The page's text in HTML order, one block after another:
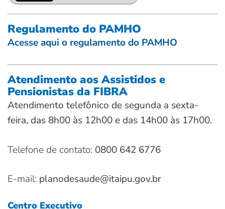
Regulamento do PAMHO
Acesse aqui o regulamento do PAMHO
Atendimento aos Assistidos e
Pensionistas da FIBRA
Atendimento telefônico de segunda a sexta-
feira, das 8h00 às 12h00 e das 14h00 às 17h00.
Telefone de contato: 0800 642 6776
E-mail: planodesaude@itaipu.gov.br
Centro Executivo